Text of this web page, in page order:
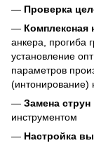
— Проверка
— Комплексная
анкера, прогиба
установление
параметров
(интонирование)
— Замена струн
инструментом
— Настройка